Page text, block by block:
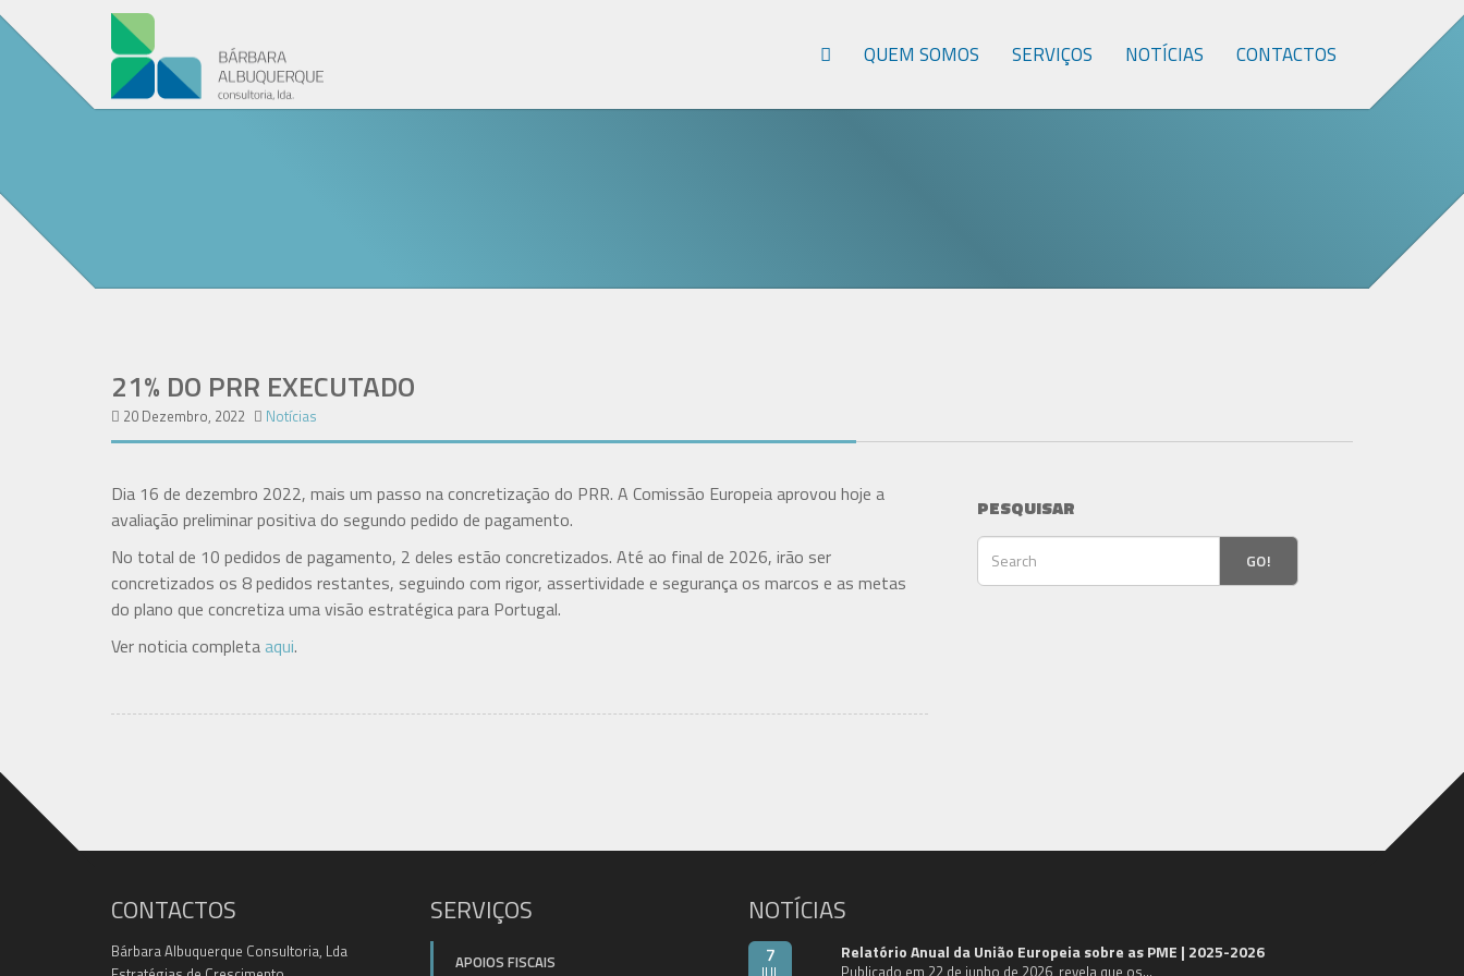
QUEM SOMOS SERVIÇOS NOTÍCIAS CONTACTOS
21% DO PRR EXECUTADO
20 Dezembro, 2022 Notícias
Dia 16 de dezembro 2022, mais um passo na concretização do PRR. A Comissão Europeia aprovou hoje a
avaliação preliminar positiva do segundo pedido de pagamento.
No total de 10 pedidos de pagamento, 2 deles estão concretizados. Até ao final de 2026, irão ser
concretizados os 8 pedidos restantes, seguindo com rigor, assertividade e segurança os marcos e as metas
do plano que concretiza uma visão estratégica para Portugal.
Ver noticia completa aqui.
PESQUISAR
GO!
CONTACTOS
Bárbara Albuquerque Consultoria, Lda
SERVIÇOS
APOIOS FISCAIS
NOTÍCIAS
7 Relatório Anual da União Europeia sobre as PME | 2025-2026
Publicado em 22 de junho de 2026, revela que os…